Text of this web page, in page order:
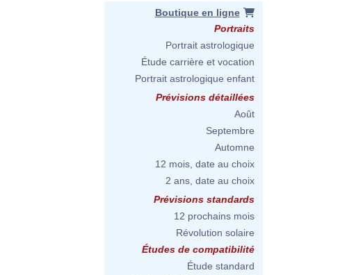
Boutique en ligne
Portraits
Portrait astrologique
Étude carrière et vocation
Portrait astrologique enfant
Prévisions détaillées
Août
Septembre
Automne
12 mois, date au choix
2 ans, date au choix
Prévisions standards
12 prochains mois
Révolution solaire
Études de compatibilité
Étude standard